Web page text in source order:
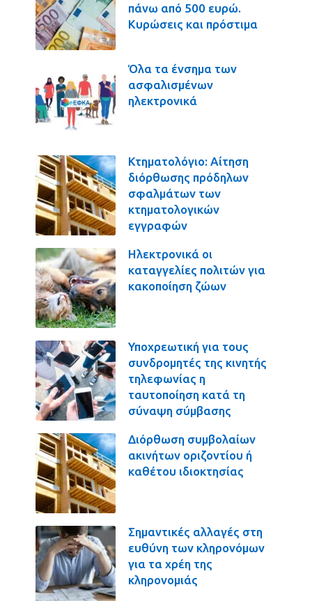
πάνω από 500 ευρώ.
Κυρώσεις και πρόστιμα
Όλα τα ένσημα των
ασφαλισμένων
ηλεκτρονικά
Κτηματολόγιο: Αίτηση
διόρθωσης πρόδηλων
σφαλμάτων των
κτηματολογικών
εγγραφών
Ηλεκτρονικά οι
καταγγελίες πολιτών για
κακοποίηση ζώων
Υποχρεωτική για τους
συνδρομητές της κινητής
τηλεφωνίας η
ταυτοποίηση κατά τη
σύναψη σύμβασης
Διόρθωση συμβολαίων
ακινήτων οριζοντίου ή
καθέτου ιδιοκτησίας
Σημαντικές αλλαγές στη
ευθύνη των κληρονόμων
για τα χρέη της
κληρονομιάς